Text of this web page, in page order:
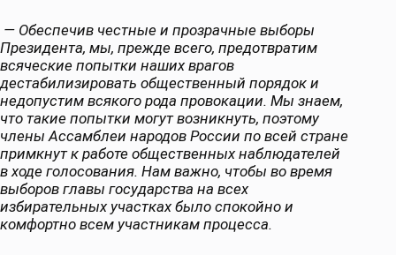
— Обеспечив честные и прозрачные выборы
Президента, мы, прежде всего, предотвратим
всяческие попытки наших врагов
дестабилизировать общественный порядок и
недопустим всякого рода провокации. Мы знаем,
что такие попытки могут возникнуть, поэтому
члены Ассамблеи народов России по всей стране
примкнут к работе общественных наблюдателей
в ходе голосования. Нам важно, чтобы во время
выборов главы государства на всех
избирательных участках было спокойно и
комфортно всем участникам процесса.